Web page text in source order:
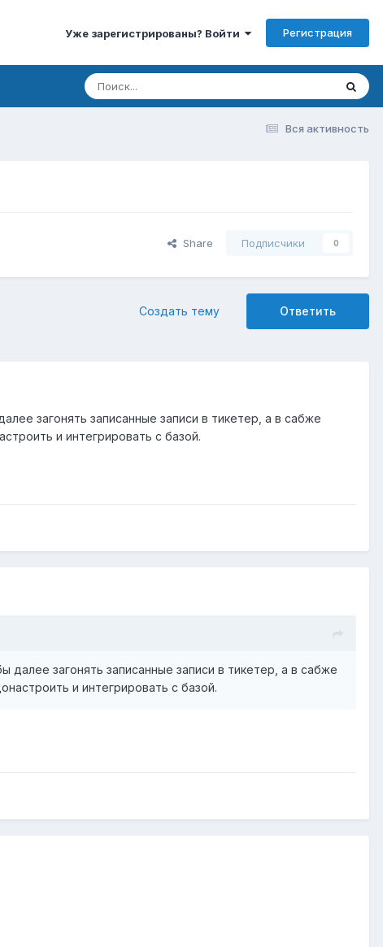
Уже зарегистрированы? Войти Регистрация
Вся активность
Share Подписчики 0
Ответить
Создать тему
загонять записанные записи в тикетер, а в сабже
и интегрировать с базой.
загонять записанные записи в тикетер, а в сабже
и интегрировать с базой.